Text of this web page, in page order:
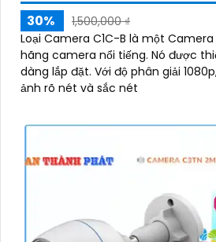
30%
1,500,000 ₫
Loại Camera C1C-B là một
hãng camera nổi tiếng. Nó được thiết kế nhỏ gọn và dễ
dàng lắp đặt. Với độ phân giải 1080p, camera cho hình
ảnh rõ nét và sắc nét